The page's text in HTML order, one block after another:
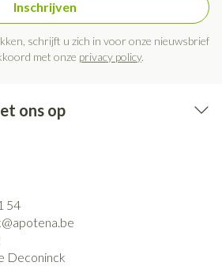
Inschrijven
schrijft u zich in voor onze nieuwsbrief
met onze privacy policy.
ons op
54
apotena.be
Deconinck